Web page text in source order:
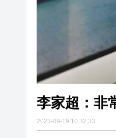
瀋
李家超：非
2023-09-19 10:32:33